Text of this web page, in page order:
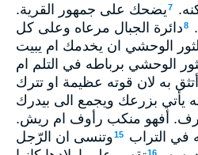
7يضحك على جمهور القرية.
8دائرة الجبال مرعاه وعلى كل
الوحشي ان يخدمك ام يبيت
الوحشي برباطه في التلم ام
أتثق به لان قوته عظيمة او تترك
انه يأتي بزرعك ويجمع الى بيدرك
أفهو منكب رأوف ام ريش.
في التراب 15وتنسى ان الرّجل
16